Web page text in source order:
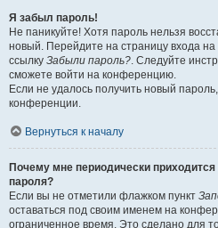
Я забыл пароль!
Не паникуйте! Хотя пароль нельзя
новый. Перейдите на страницу входа
ссылку Забыли пароль?. Следуйте
сможете войти на конференцию.
Если не удалось получить новый
конференции.
Вернуться к началу
Почему мне периодически
пароля?
Если вы не отметили флажком пункт
оставаться под своим именем на
ограниченное время. Это сделано для